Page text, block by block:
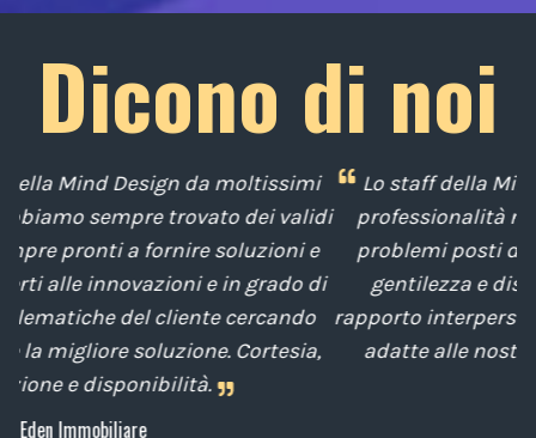
Dicono di noi
Lo staff della Mind Design ci ha mostrato la sua
professionalità nella soluzione tempestiva dei
problemi posti da noi nel corso degli anni, con
gentilezza e disponibilità nella gestione del
rapporto interpersonale, con competenze tecniche
adatte alle nostre esigenze sempre attenti al
cliente.